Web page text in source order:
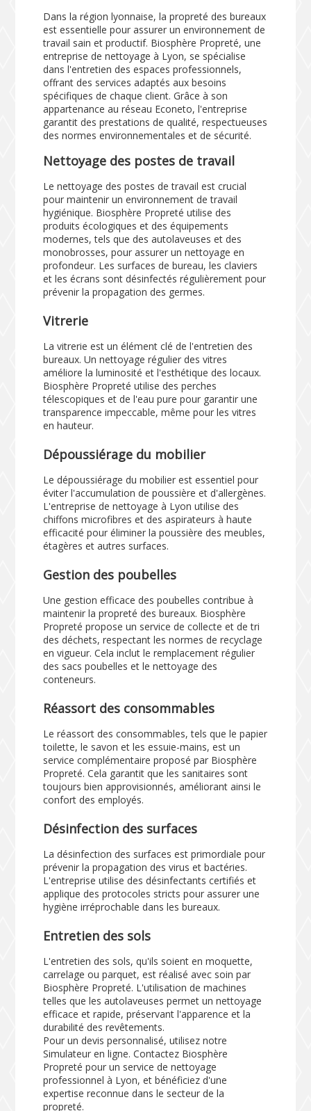
Dans la région lyonnaise, la propreté des bureaux
est essentielle pour assurer un environnement de
travail sain et productif. Biosphère Propreté, une
entreprise de nettoyage à Lyon, se spécialise
dans l'entretien des espaces professionnels,
offrant des services adaptés aux besoins
spécifiques de chaque client. Grâce à son
appartenance au réseau Econeto, l'entreprise
garantit des prestations de qualité, respectueuses
des normes environnementales et de sécurité.
Nettoyage des postes de travail
Le nettoyage des postes de travail est crucial
pour maintenir un environnement de travail
hygiénique. Biosphère Propreté utilise des
produits écologiques et des équipements
modernes, tels que des autolaveuses et des
monobrosses, pour assurer un nettoyage en
profondeur. Les surfaces de bureau, les claviers
et les écrans sont désinfectés régulièrement pour
prévenir la propagation des germes.
Vitrerie
La vitrerie est un élément clé de l'entretien des
bureaux. Un nettoyage régulier des vitres
améliore la luminosité et l'esthétique des locaux.
Biosphère Propreté utilise des perches
télescopiques et de l'eau pure pour garantir une
transparence impeccable, même pour les vitres
en hauteur.
Dépoussiérage du mobilier
Le dépoussiérage du mobilier est essentiel pour
éviter l'accumulation de poussière et d'allergènes.
L'entreprise de nettoyage à Lyon utilise des
chiffons microfibres et des aspirateurs à haute
efficacité pour éliminer la poussière des meubles,
étagères et autres surfaces.
Gestion des poubelles
Une gestion efficace des poubelles contribue à
maintenir la propreté des bureaux. Biosphère
Propreté propose un service de collecte et de tri
des déchets, respectant les normes de recyclage
en vigueur. Cela inclut le remplacement régulier
des sacs poubelles et le nettoyage des
conteneurs.
Réassort des consommables
Le réassort des consommables, tels que le papier
toilette, le savon et les essuie-mains, est un
service complémentaire proposé par Biosphère
Propreté. Cela garantit que les sanitaires sont
toujours bien approvisionnés, améliorant ainsi le
confort des employés.
Désinfection des surfaces
La désinfection des surfaces est primordiale pour
prévenir la propagation des virus et bactéries.
L'entreprise utilise des désinfectants certifiés et
applique des protocoles stricts pour assurer une
hygiène irréprochable dans les bureaux.
Entretien des sols
L'entretien des sols, qu'ils soient en moquette,
carrelage ou parquet, est réalisé avec soin par
Biosphère Propreté. L'utilisation de machines
telles que les autolaveuses permet un nettoyage
efficace et rapide, préservant l'apparence et la
durabilité des revêtements.
Pour un devis personnalisé, utilisez notre
Simulateur en ligne. Contactez Biosphère
Propreté pour un service de nettoyage
professionnel à Lyon, et bénéficiez d'une
expertise reconnue dans le secteur de la
propreté.